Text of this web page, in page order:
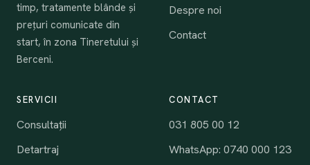
timp, tratamente blânde și
prețuri comunicate din
start, în zona Tineretului și
Berceni.
Despre noi
Contact
SERVICII
Consultații
Detartraj
CONTACT
031 805 00 12
WhatsApp: 0740 000 123